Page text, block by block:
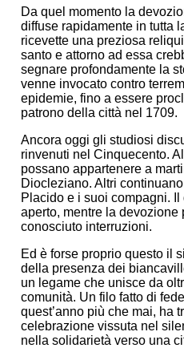
Da quel momento la
diffuse rapidamente in tutta
ricevette una preziosa
santo e attorno ad essa
segnare profondamente la
venne invocato contro
epidemie, fino a essere
patrono della città nel 1709.
Ancora oggi gli studiosi
rinvenuti nel Cinquecento.
possano appartenere a
Diocleziano. Altri
Placido e i suoi compagni. Il
aperto, mentre la devozione
conosciuto interruzioni.
Ed è forse proprio questo il
della presenza dei
un legame che unisce da
comunità. Un filo fatto di
quest’anno più che mai, ha
celebrazione vissuta nel
nella solidarietà verso una